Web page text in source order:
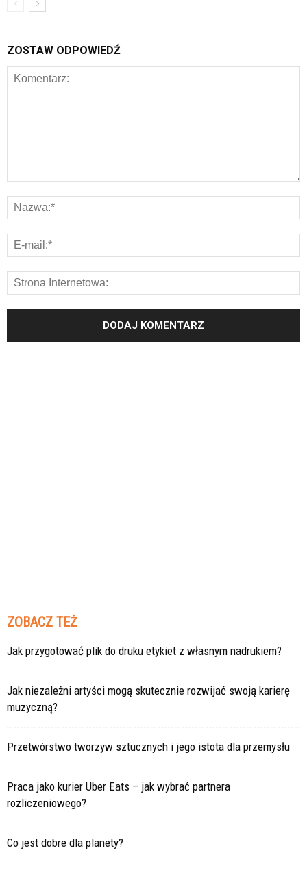
ZOSTAW ODPOWIEDŹ
ZOBACZ TEŻ
Jak przygotować plik do druku etykiet z własnym nadrukiem?
Jak niezależni artyści mogą skutecznie rozwijać swoją karierę
muzyczną?
Przetwórstwo tworzyw sztucznych i jego istota dla przemysłu
Praca jako kurier Uber Eats – jak wybrać partnera
rozliczeniowego?
Co jest dobre dla planety?